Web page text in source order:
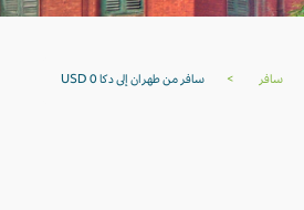
سافر > سافر من طهران إلى دكا USD 0